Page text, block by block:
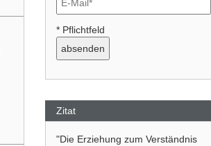
* Pflichtfeld
Zitat
"Die Erziehung zum Verständnis